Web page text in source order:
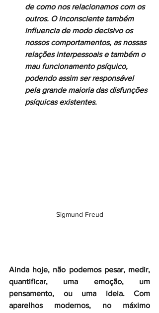
de como nos relacionamos com os
outros. O inconsciente também
influencia de modo decisivo os
nossos comportamentos, as nossas
relações interpessoais e também o
mau funcionamento psíquico,
podendo assim ser responsável
pela grande maioria das disfunções
psíquicas existentes.
Sigmund Freud
Ainda hoje, não podemos pesar, medir,
quantificar, uma emoção, um
pensamento, ou uma ideia. Com
aparelhos modernos, no máximo